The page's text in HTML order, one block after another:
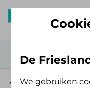
Vergoedingen
De
We gebruiken